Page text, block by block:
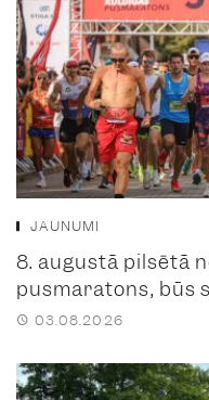
JAUNUMI
8. augustā pilsētā
pusmaratons, būs
03.08.2026